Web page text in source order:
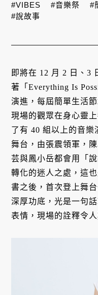
即將在 12 月 2 日、3
著「Everything Is
演進，每屆簡單生活
現場的觀眾在身心靈
了有 40 組以上的音樂
舞台，由張震領軍，
芸與鳳小岳都會用「
轉化的迷人之處，這
書之後，首次登上舞
深厚功底，光是一句
表情，現場的詮釋令人
#VIBES #音樂祭 #
#說故事